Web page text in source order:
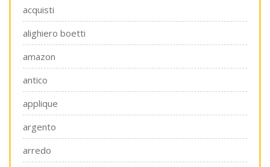
acquisti
alighiero boetti
amazon
antico
applique
argento
arredo